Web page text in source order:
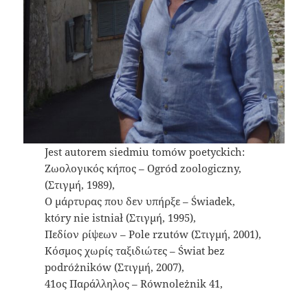
Jest autorem siedmiu tomów poetyckich:
Ζωολογικός κήπος – Ogród zoologiczny,
(Στιγμή, 1989),
Ο μάρτυρας που δεν υπήρξε – Świadek,
który nie istniał (Στιγμή, 1995),
Πεδίον ρίψεων – Pole rzutów (Στιγμή, 2001),
Κόσμος χωρίς ταξιδιώτες – Świat bez
podróżników (Στιγμή, 2007),
41ος Παράλληλος – Równoleżnik 41,